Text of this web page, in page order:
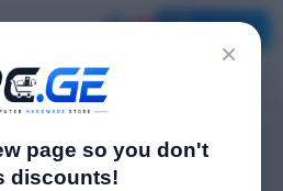
×
page so you don't
discounts!